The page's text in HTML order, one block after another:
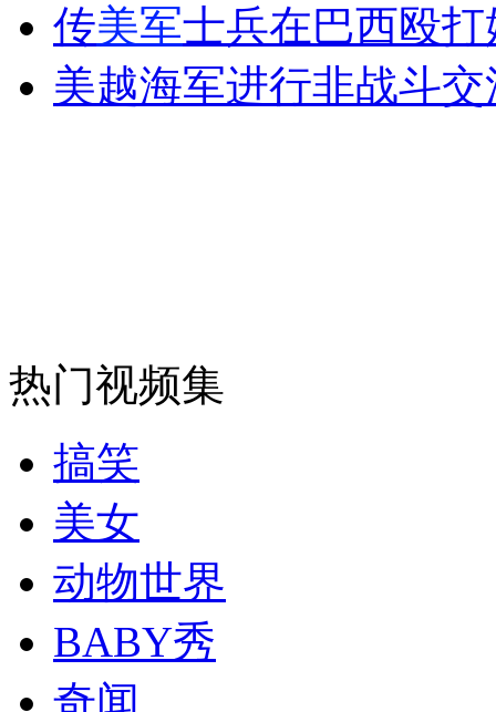
外交部：有关国家言论片面不公正
消防员救轻生者 花炮节热闹非凡
司机酒驾遇交警 急速倒车逃窜
传美军士兵在巴西殴
美越海军进行非战斗
热门视频集
搞笑
美女
动物世界
BABY秀
奇闻